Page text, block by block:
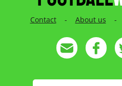
Contact - About us -